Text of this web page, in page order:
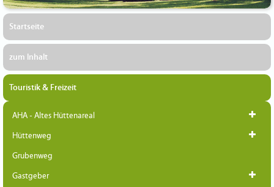
Startseite
zum Inhalt
Touristik & Freizeit
AHA - Altes Hüttenareal
Hüttenweg
Grubenweg
Gastgeber